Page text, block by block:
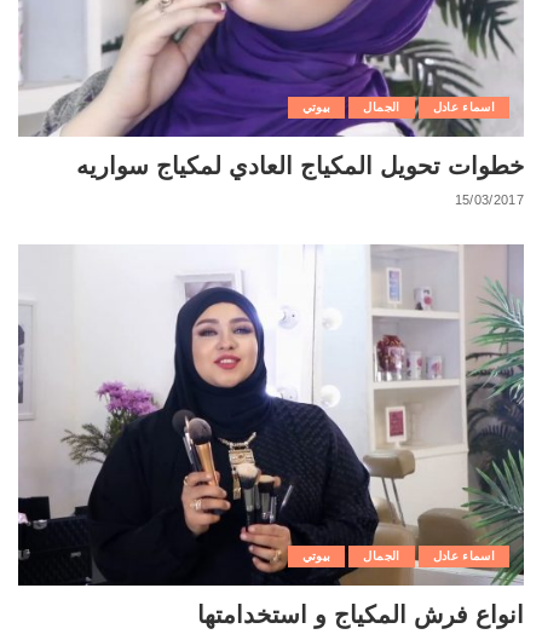
اسماء عادل الجمال بيوتي
خطوات تحويل المكياج العادي لمكياج سواريه
15/03/2017
اسماء عادل الجمال بيوتي
انواع فرش المكياج و استخدامتها